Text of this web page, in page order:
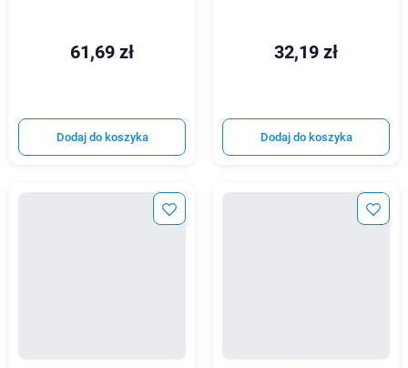
61,69 zł
Dodaj do koszyka
32,19 zł
Dodaj do koszyka